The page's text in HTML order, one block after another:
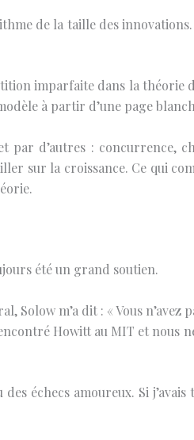
de la taille des
imparfaite dans la théorie
à partir d’une page
d’autres : concurrence,
sur la croissance. Ce qui
été un grand soutien.
m’a dit : « Vous n’avez
Howitt au MIT et nous
échecs amoureux. Si